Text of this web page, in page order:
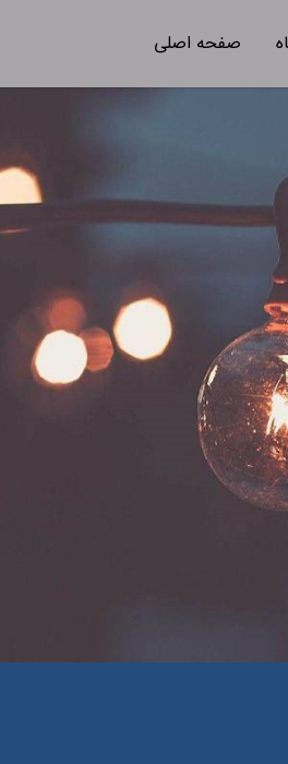
صفحه اصلی
. این توضیحات باید به صورت کوتاه